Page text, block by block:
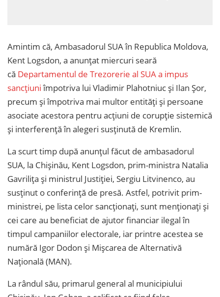
Amintim că, Ambasadorul SUA în Republica Moldova,
Kent Logsdon, a anunțat miercuri seară
că Departamentul de Trezorerie al SUA a impus
sancțiuniîmpotriva lui Vladimir Plahotniuc și Ilan Șor,
precum și împotriva mai multor entități și persoane
asociate acestora pentru acțiuni de corupție sistemică
și interferență în alegeri susținută de Kremlin.
La scurt timp după anunțul făcut de ambasadorul
SUA, la Chișinău, Kent Logsdon, prim-ministra Natalia
Gavrilița și ministrul Justiției, Sergiu Litvinenco, au
susținut o conferință de presă. Astfel, potrivit prim-
ministrei, pe lista celor sancționați, sunt menționați și
cei care au beneficiat de ajutor financiar ilegal în
timpul campaniilor electorale, iar printre acestea se
numără Igor Dodon și Mișcarea de Alternativă
Națională (MAN).
La rândul său, primarul general al municipiului